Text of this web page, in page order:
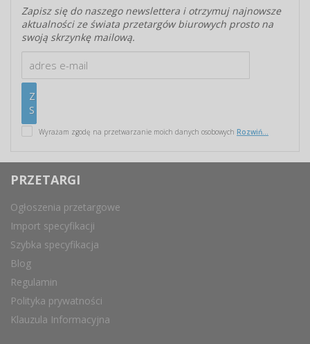
Zapisz się do naszego newslettera i otrzymuj najnowsze
aktualności ze świata przetargów biurowych prosto na
swoją skrzynkę mailową.
Wyrażam zgodę na przetwarzanie moich danych osobowych Rozwiń...
PRZETARGI
Ogłoszenia przetargowe
Import specyfikacji
Szybka specyfikacja
Blog
Regulamin
Polityka prywatności
Klauzula Informacyjna